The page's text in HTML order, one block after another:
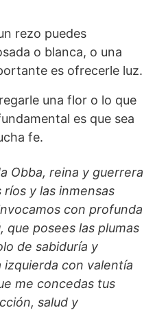
rezo puedes
o blanca, o una
es ofrecerle luz.
una flor o lo que
es que sea
fe.
Obba, reina y guerrera
y las inmensas
con profunda
que posees las plumas
de sabiduría y
con valentía
me concedas tus
salud y